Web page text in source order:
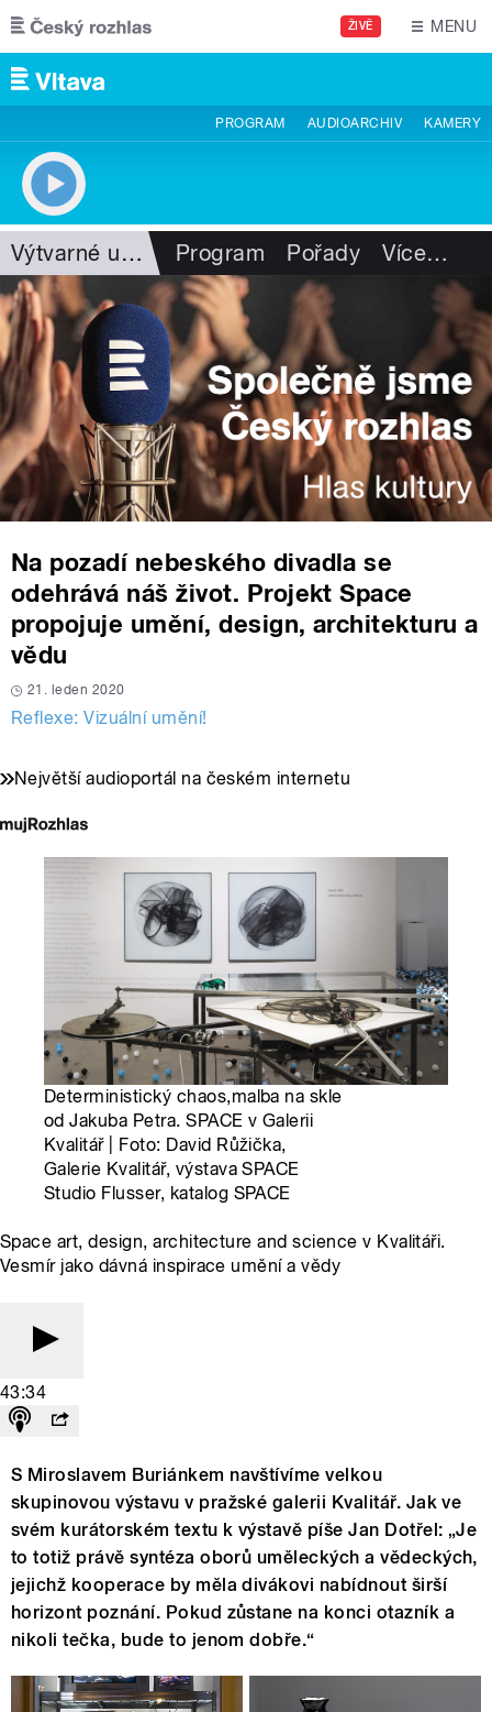
Přejít k hlavnímu obsahu
ŽIVĚ MENU
PROGRAM AUDIOARCHIV KAMERY
Výtvarné umění Program Pořady Více…
Na pozadí nebeského divadla se
odehrává náš život. Projekt Space
propojuje umění, design, architekturu a
vědu
21. leden 2020
Reflexe: Vizuální umění!
Největší audioportál na českém internetu
Deterministický chaos,malba na skle
od Jakuba Petra. SPACE v Galerii
Kvalitář | Foto: David Růžička,
Galerie Kvalitář, výstava SPACE
Studio Flusser, katalog SPACE
Space art, design, architecture and science v Kvalitáři.
Vesmír jako dávná inspirace umění a vědy
43:34
S Miroslavem Buriánkem navštívíme velkou
skupinovou výstavu v pražské galerii Kvalitář. Jak ve
svém kurátorském textu k výstavě píše Jan Dotřel: „Je
to totiž právě syntéza oborů uměleckých a vědeckých,
jejichž kooperace by měla divákovi nabídnout širší
horizont poznání. Pokud zůstane na konci otazník a
nikoli tečka, bude to jenom dobře.“